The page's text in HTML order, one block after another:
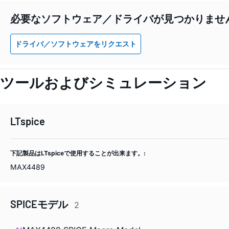
必要なソフトウェア／ドライバが見つかりませ
ドライバ／ソフトウェアをリクエスト
ツールおよびシミュレーション
LTspice
下記製品はLTspiceで使用することが出来ます。:
MAX4489
SPICEモデル 2